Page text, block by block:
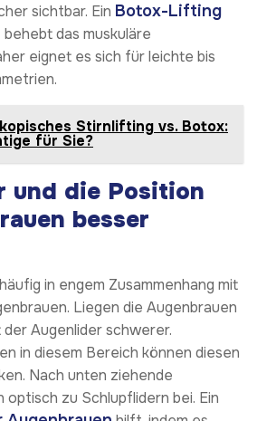
sichtbar. Ein Botox-Lifting
behebt das muskuläre
eignet es sich für leichte bis
Stirnlifting vs. Botox:
für Sie?
und die Position
besser
in engem Zusammenhang mit
Liegen die Augenbrauen
Augenlider schwerer.
in diesem Bereich können diesen
Nach unten ziehende
zu Schlupflidern bei. Ein